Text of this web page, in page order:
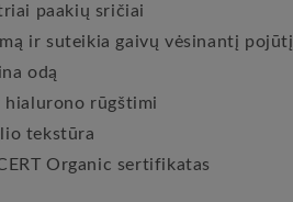
paakių sričiai
ir suteikia gaivų vėsinantį pojūtį
odą
hialurono rūgštimi
tekstūra
Organic sertifikatas